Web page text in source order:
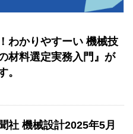
わかりやすーい 機械技
材料選定実務入門』が
。
社 機械設計2025年5月